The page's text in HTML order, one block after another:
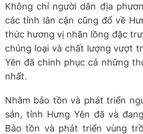
Không chỉ người dân địa
các tỉnh lân cận cũng đổ về
thức hương vị nhãn lồng đặc
chủng loại và chất lượng vượt
Yên đã chinh phục cả những
nhất.
Nhằm bảo tồn và phát triển
sản, tỉnh Hưng Yên đã và
Bảo tồn và phát triển vùng